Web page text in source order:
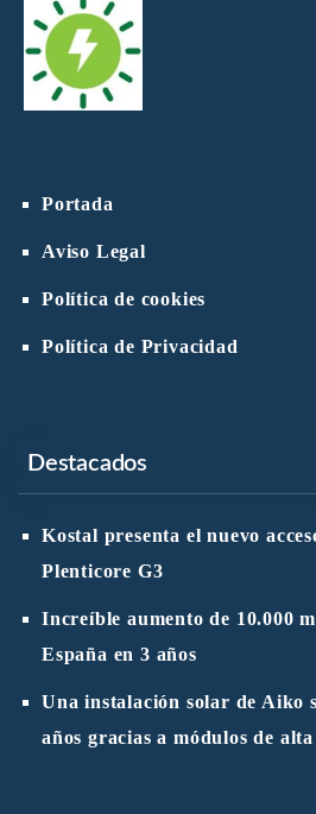
Portada
Aviso Legal
Política de cookies
Política de Privacidad
Destacados
Kostal presenta el nuevo
Plenticore G3
Increíble aumento de 10.000
España en 3 años
Una instalación solar de Aiko
años gracias a módulos de